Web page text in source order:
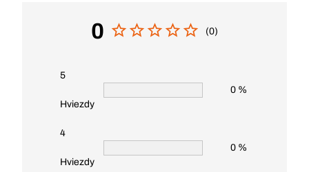
0 (0)
5
Hviezdy
0 %
4
Hviezdy
0 %